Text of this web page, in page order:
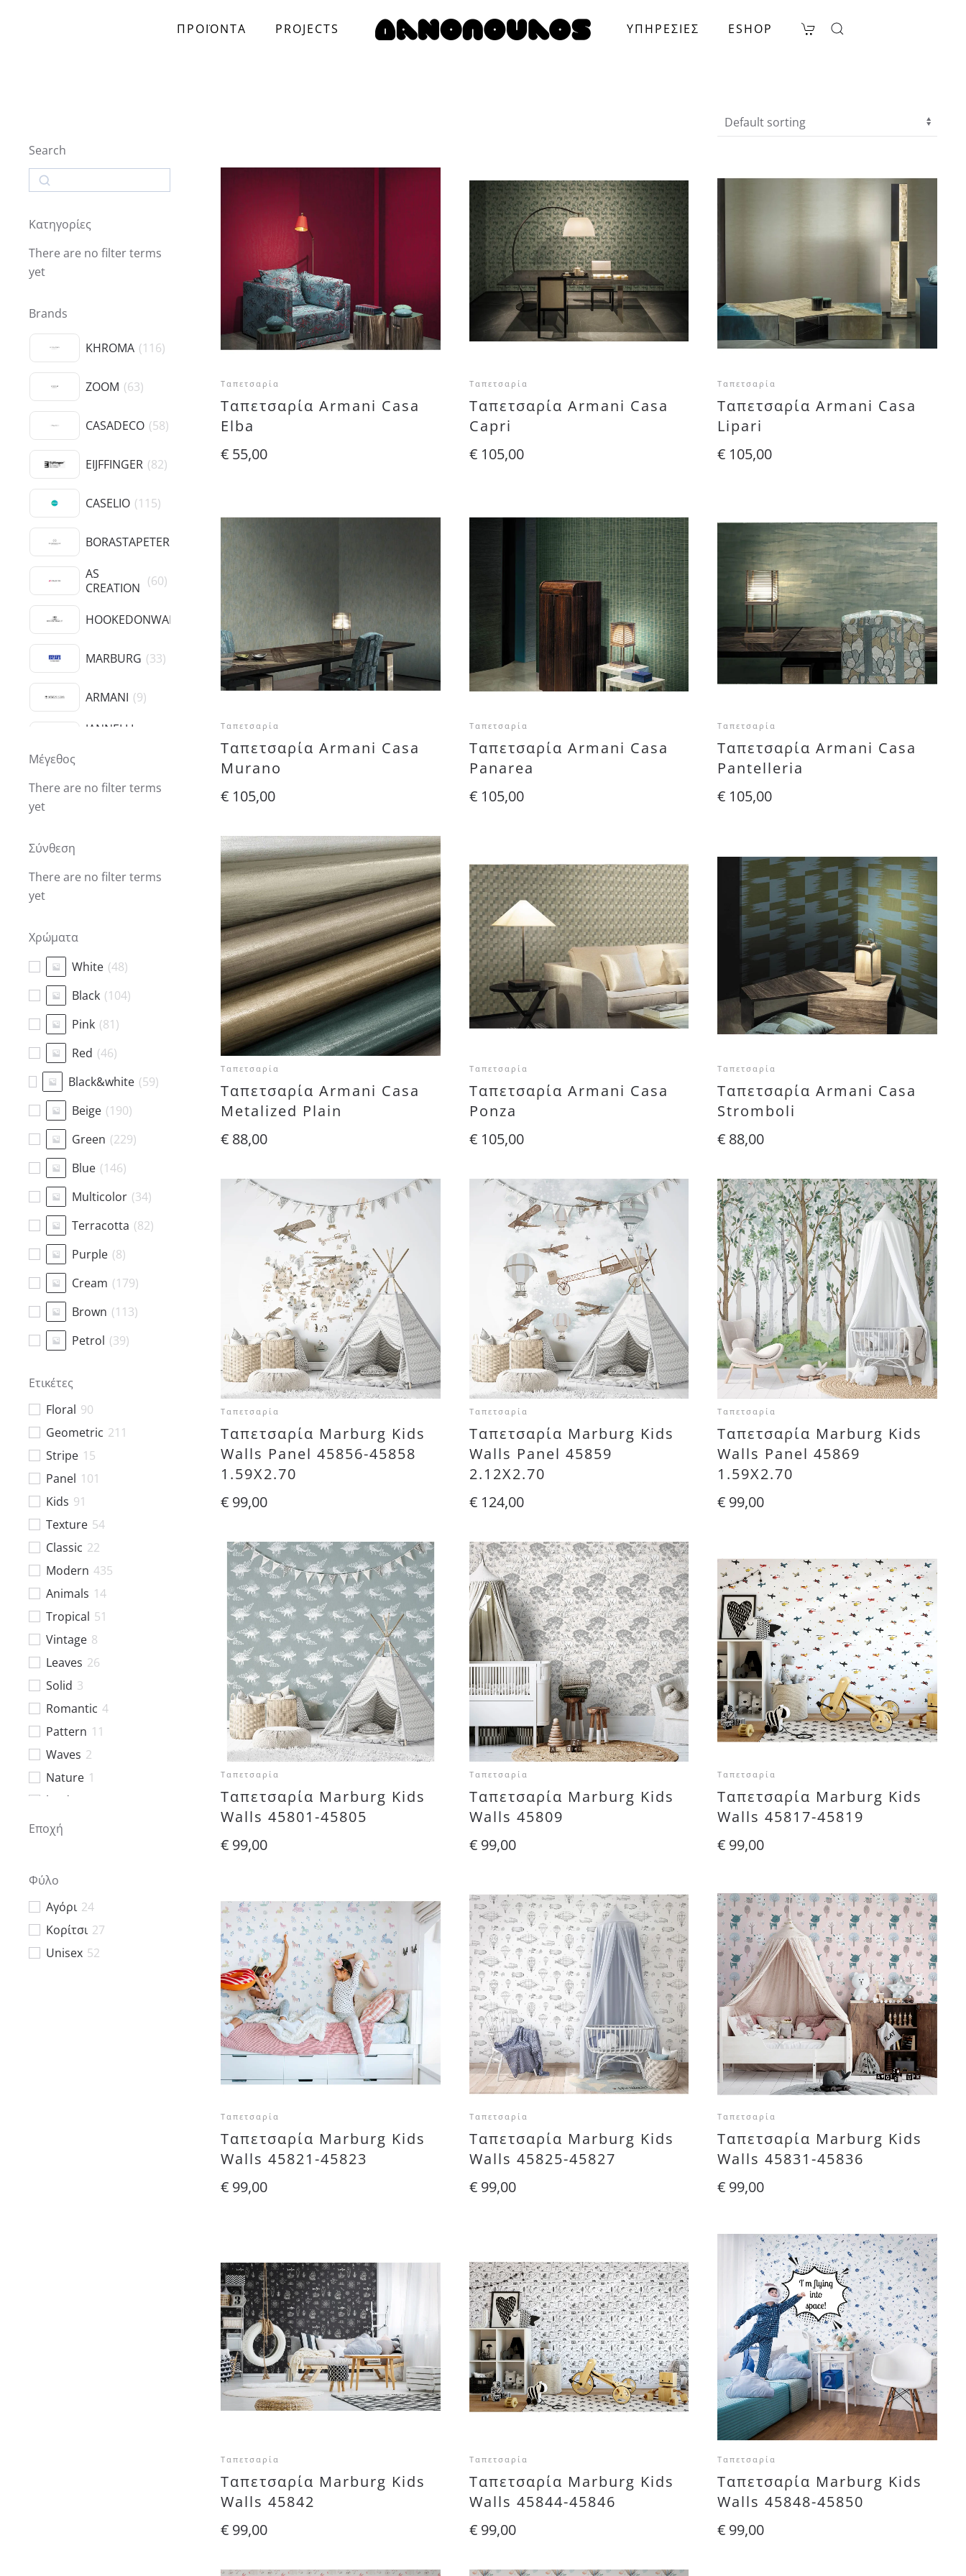
ΠΡΟΪΟΝΤΑ PROJECTS ΥΠΗΡΕΣΙΕΣ ESHOP
Search
Search
Κατηγορίες
There are no filter terms
yet
Brands
KHROMA (116)
ZOOM (63)
CASADECO (58)
EIJFFINGER (82)
CASELIO (115)
BORASTAPETER
AS
CREATION (60)
HOOKEDONWALLS
MARBURG (33)
ARMANI (9)
JANNELLI
Μέγεθος
There are no filter terms
yet
Σύνθεση
There are no filter terms
yet
Χρώματα
White (48)
Black (104)
Pink (81)
Red (46)
Black&white (59)
Beige (190)
Green (229)
Blue (146)
Multicolor (34)
Terracotta (82)
Purple (8)
Cream (179)
Brown (113)
Petrol (39)
Grey ( 142
Gold
Orange
Ετικέτες
Floral 90
Geometric 211
Stripe 15
Panel 101
Kids 91
Texture 54
Classic 22
Modern 435
Animals 14
Tropical 51
Vintage 8
Leaves 26
Solid 3
Romantic 4
Pattern 11
Waves 2
Nature 1
landscape
Graphic
Uni 17
Ethnic 4
Εποχή
Φύλο
Αγόρι 24
Κορίτσι 27
Unisex 52
Ταπετσαρία
Ταπετσαρία Armani Casa
Elba
€55,00
Ταπετσαρία
Ταπετσαρία Armani Casa
Capri
€105,00
Ταπετσαρία
Ταπετσαρία Armani Casa
Lipari
€ 105,00
Ταπετσαρία
Ταπετσαρία Armani Casa
Murano
€105,00
Ταπετσαρία
Ταπετσαρία Armani Casa
Panarea
€105,00
Ταπετσαρία
Ταπετσαρία Armani Casa
Pantelleria
€ 105,00
Ταπετσαρία
Ταπετσαρία Armani Casa
Metalized Plain
€88,00
Ταπετσαρία
Ταπετσαρία Armani Casa
Ponza
€105,00
Ταπετσαρία
Ταπετσαρία Armani Casa
Stromboli
€ 88,00
Ταπετσαρία
Ταπετσαρία Marburg Kids
Walls Panel 45856-45858
1.59X2.70
€99,00
Ταπετσαρία
Ταπετσαρία Marburg Kids
Walls Panel 45859
2.12X2.70
€124,00
Ταπετσαρία
Ταπετσαρία Marburg Kids
Walls Panel 45869
1.59X2.70
€ 99,00
Ταπετσαρία
Ταπετσαρία Marburg Kids
Walls 45801-45805
€99,00
Ταπετσαρία
Ταπετσαρία Marburg Kids
Walls 45809
€99,00
Ταπετσαρία
Ταπετσαρία Marburg Kids
Walls 45817-45819
€ 99,00
Ταπετσαρία
Ταπετσαρία Marburg Kids
Walls 45821-45823
€99,00
Ταπετσαρία
Ταπετσαρία Marburg Kids
Walls 45825-45827
€99,00
Ταπετσαρία
Ταπετσαρία Marburg Kids
Walls 45831-45836
€ 99,00
Ταπετσαρία
Ταπετσαρία Marburg Kids
Walls 45842
€99,00
Ταπετσαρία
Ταπετσαρία Marburg Kids
Walls 45844-45846
€99,00
Ταπετσαρία
Ταπετσαρία Marburg Kids
Walls 45848-45850
€ 99,00